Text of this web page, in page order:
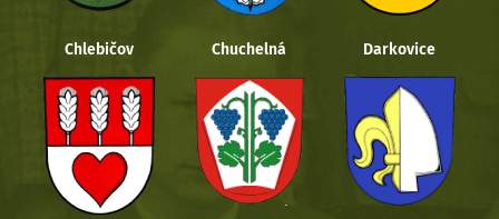
Chlebičov Chuchelná Darkovice